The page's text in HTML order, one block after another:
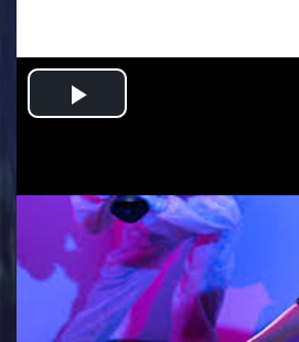
Play